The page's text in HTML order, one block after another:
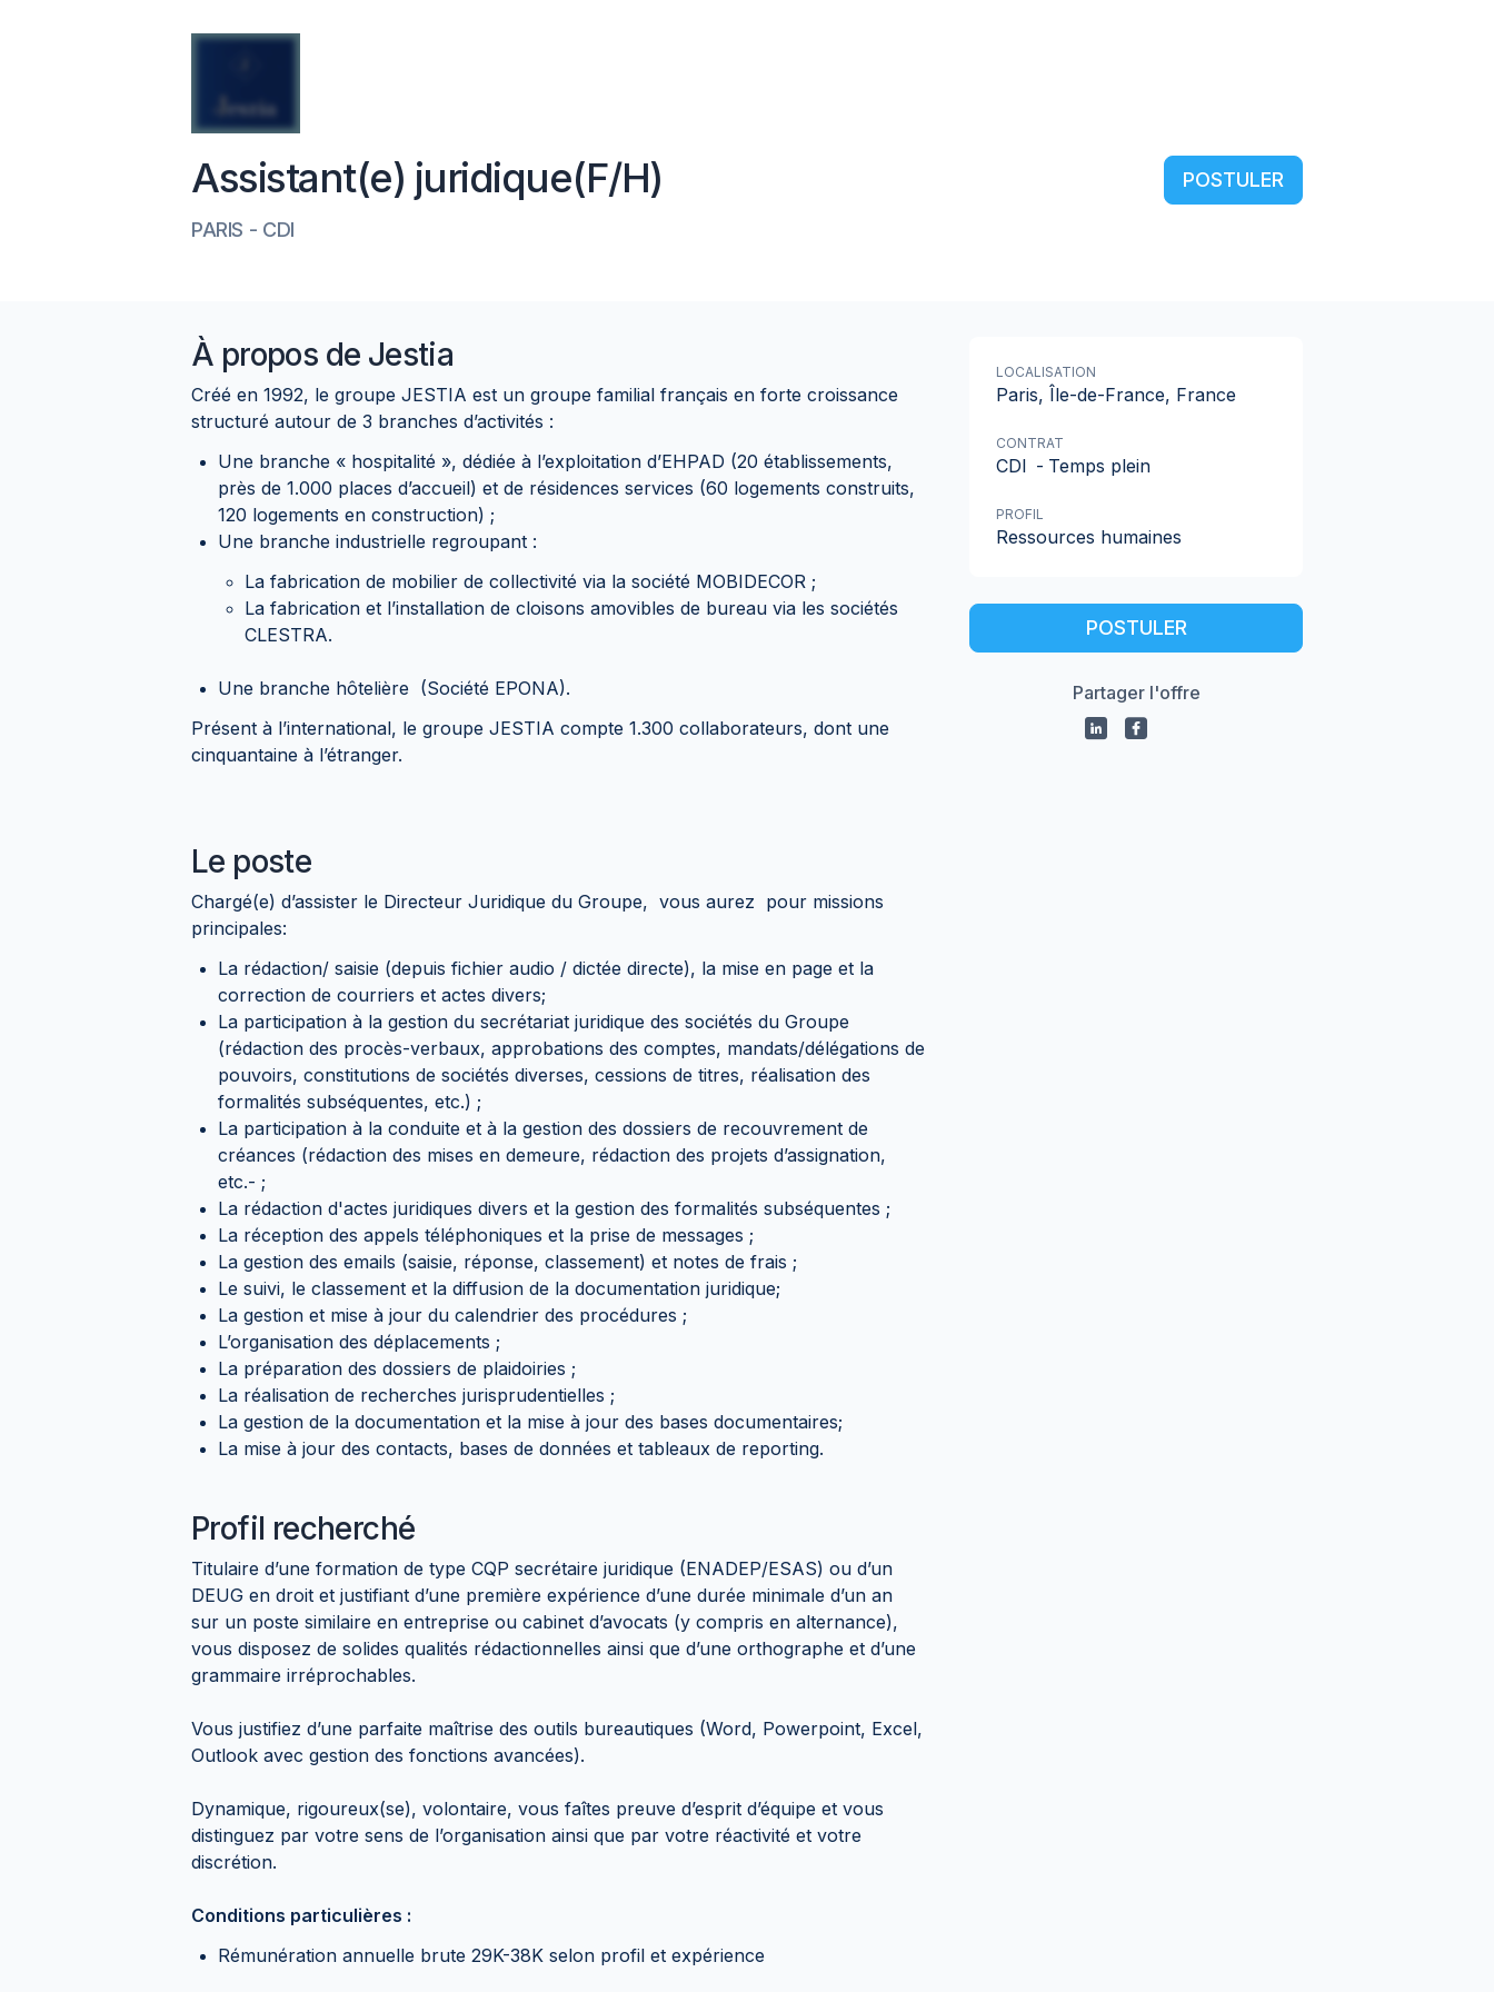
Assistant(e) juridique(F/H)
PARIS - CDI
POSTULER
À propos de Jestia
Créé en 1992, le groupe JESTIA est un groupe familial français en forte croissance
structuré autour de 3 branches d’activités :
Une branche « hospitalité », dédiée à l’exploitation d’EHPAD (20 établissements,
près de 1.000 places d’accueil) et de résidences services (60 logements construits,
120 logements en construction) ;
Une branche industrielle regroupant :
La fabrication de mobilier de collectivité via la société MOBIDECOR ;
La fabrication et l’installation de cloisons amovibles de bureau via les sociétés
CLESTRA.
Une branche hôtelière (Société EPONA).
Présent à l’international, le groupe JESTIA compte 1.300 collaborateurs, dont une
cinquantaine à l’étranger.
Le poste
Chargé(e) d’assister le Directeur Juridique du Groupe, vous aurez pour missions
principales:
La rédaction/ saisie (depuis fichier audio / dictée directe), la mise en page et la
correction de courriers et actes divers;
La participation à la gestion du secrétariat juridique des sociétés du Groupe
(rédaction des procès-verbaux, approbations des comptes, mandats/délégations de
pouvoirs, constitutions de sociétés diverses, cessions de titres, réalisation des
formalités subséquentes, etc.) ;
La participation à la conduite et à la gestion des dossiers de recouvrement de
créances (rédaction des mises en demeure, rédaction des projets d’assignation,
etc.- ;
La rédaction d'actes juridiques divers et la gestion des formalités subséquentes ;
La réception des appels téléphoniques et la prise de messages ;
La gestion des emails (saisie, réponse, classement) et notes de frais ;
Le suivi, le classement et la diffusion de la documentation juridique;
La gestion et mise à jour du calendrier des procédures ;
L’organisation des déplacements ;
La préparation des dossiers de plaidoiries ;
La réalisation de recherches jurisprudentielles ;
La gestion de la documentation et la mise à jour des bases documentaires;
La mise à jour des contacts, bases de données et tableaux de reporting.
Profil recherché
Titulaire d’une formation de type CQP secrétaire juridique (ENADEP/ESAS) ou d’un
DEUG en droit et justifiant d’une première expérience d’une durée minimale d’un an
sur un poste similaire en entreprise ou cabinet d’avocats (y compris en alternance),
vous disposez de solides qualités rédactionnelles ainsi que d’une orthographe et d’une
grammaire irréprochables.
Vous justifiez d’une parfaite maîtrise des outils bureautiques (Word, Powerpoint, Excel,
Outlook avec gestion des fonctions avancées).
Dynamique, rigoureux(se), volontaire, vous faîtes preuve d’esprit d’équipe et vous
distinguez par votre sens de l’organisation ainsi que par votre réactivité et votre
discrétion.
Conditions particulières :
Rémunération annuelle brute 29K-38K selon profil et expérience
LOCALISATION
Paris, Île-de-France, France
CONTRAT
CDI - Temps plein
PROFIL
Ressources humaines
POSTULER
Partager l'offre